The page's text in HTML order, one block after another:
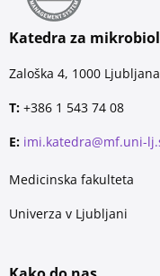
Katedra za
Zaloška 4, 1000 Ljubljana
T: +386 1 543 74 08
E: imi.katedra@mf.uni-
Medicinska fakulteta
Univerza v Ljubljani